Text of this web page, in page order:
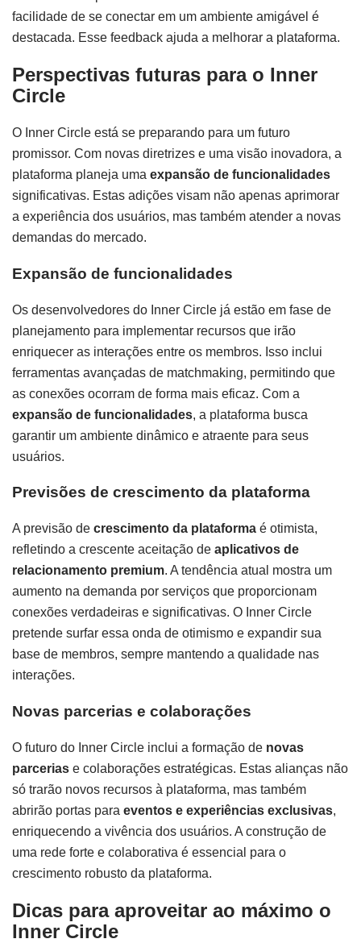
facilidade de se conectar em um ambiente amigável é
destacada. Esse feedback ajuda a melhorar a plataforma.
Perspectivas futuras para o Inner
Circle
O Inner Circle está se preparando para um futuro
promissor. Com novas diretrizes e uma visão inovadora, a
plataforma planeja uma expansão de funcionalidades
significativas. Estas adições visam não apenas aprimorar
a experiência dos usuários, mas também atender a novas
demandas do mercado.
Expansão de funcionalidades
Os desenvolvedores do Inner Circle já estão em fase de
planejamento para implementar recursos que irão
enriquecer as interações entre os membros. Isso inclui
ferramentas avançadas de matchmaking, permitindo que
as conexões ocorram de forma mais eficaz. Com a
expansão de funcionalidades, a plataforma busca
garantir um ambiente dinâmico e atraente para seus
usuários.
Previsões de crescimento da plataforma
A previsão de crescimento da plataforma é otimista,
refletindo a crescente aceitação de aplicativos de
relacionamento premium. A tendência atual mostra um
aumento na demanda por serviços que proporcionam
conexões verdadeiras e significativas. O Inner Circle
pretende surfar essa onda de otimismo e expandir sua
base de membros, sempre mantendo a qualidade nas
interações.
Novas parcerias e colaborações
O futuro do Inner Circle inclui a formação de novas
parcerias e colaborações estratégicas. Estas alianças não
só trarão novos recursos à plataforma, mas também
abrirão portas para eventos e experiências exclusivas,
enriquecendo a vivência dos usuários. A construção de
uma rede forte e colaborativa é essencial para o
crescimento robusto da plataforma.
Dicas para aproveitar ao máximo o
Inner Circle